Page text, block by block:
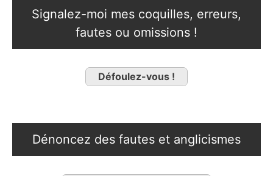
Signalez-moi mes coquilles, erreurs,
fautes ou omissions !
Défoulez-vous !
Dénoncez des fautes et anglicismes